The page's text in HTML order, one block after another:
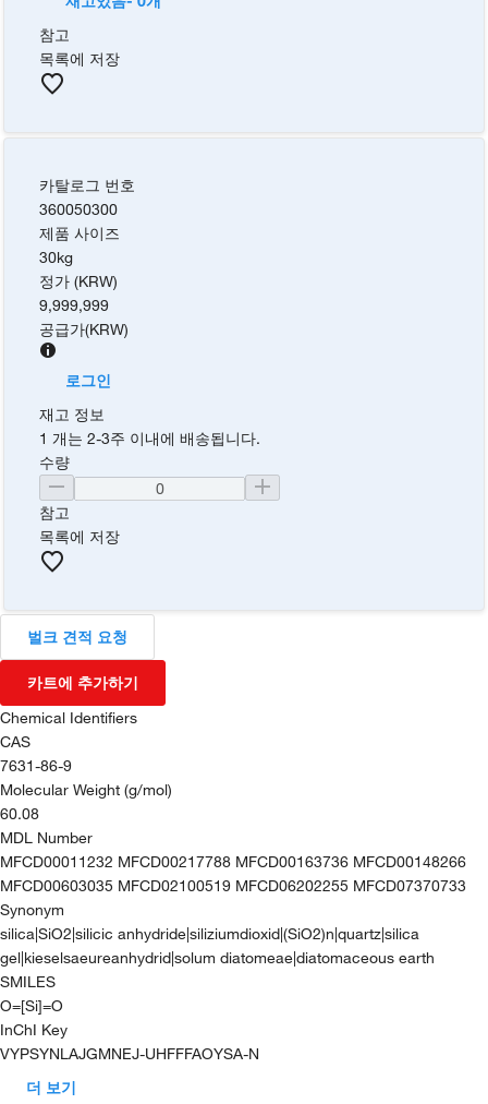
참고
목록에 저장
카탈로그 번호
360050300
제품 사이즈
30kg
정가 (KRW)
9,999,999
공급가(KRW)
로그인
재고 정보
1 개는 2-3주 이내에 배송됩니다.
수량
참고
목록에 저장
벌크 견적 요청
카트에 추가하기
Chemical Identifiers
CAS
7631-86-9
Molecular Weight (g/mol)
60.08
MDL Number
MFCD00011232 MFCD00217788 MFCD00163736 MFCD00148266
MFCD00603035 MFCD02100519 MFCD06202255 MFCD07370733
Synonym
silica|SiO2|silicic anhydride|siliziumdioxid|(SiO2)n|quartz|silica
gel|kieselsaeureanhydrid|solum diatomeae|diatomaceous earth
SMILES
O=[Si]=O
InChI Key
VYPSYNLAJGMNEJ-UHFFFAOYSA-N
더 보기